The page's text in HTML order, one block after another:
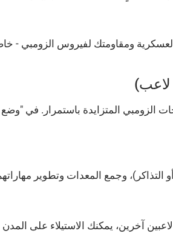
العسكرية ومقاومتك لفيروس
المتزايدة باستمرار. في "وضع
التذاكر)، وجمع المعدات وتطوير
لاعبين آخرين، يمكنك الاستيلاء على